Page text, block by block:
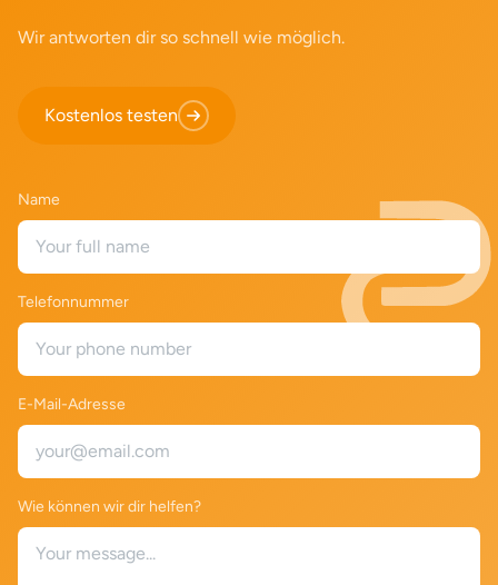
Wir antworten dir so schnell wie möglich.
Kostenlos testen
Name
Telefonnummer
E-Mail-Adresse
Wie können wir dir helfen?